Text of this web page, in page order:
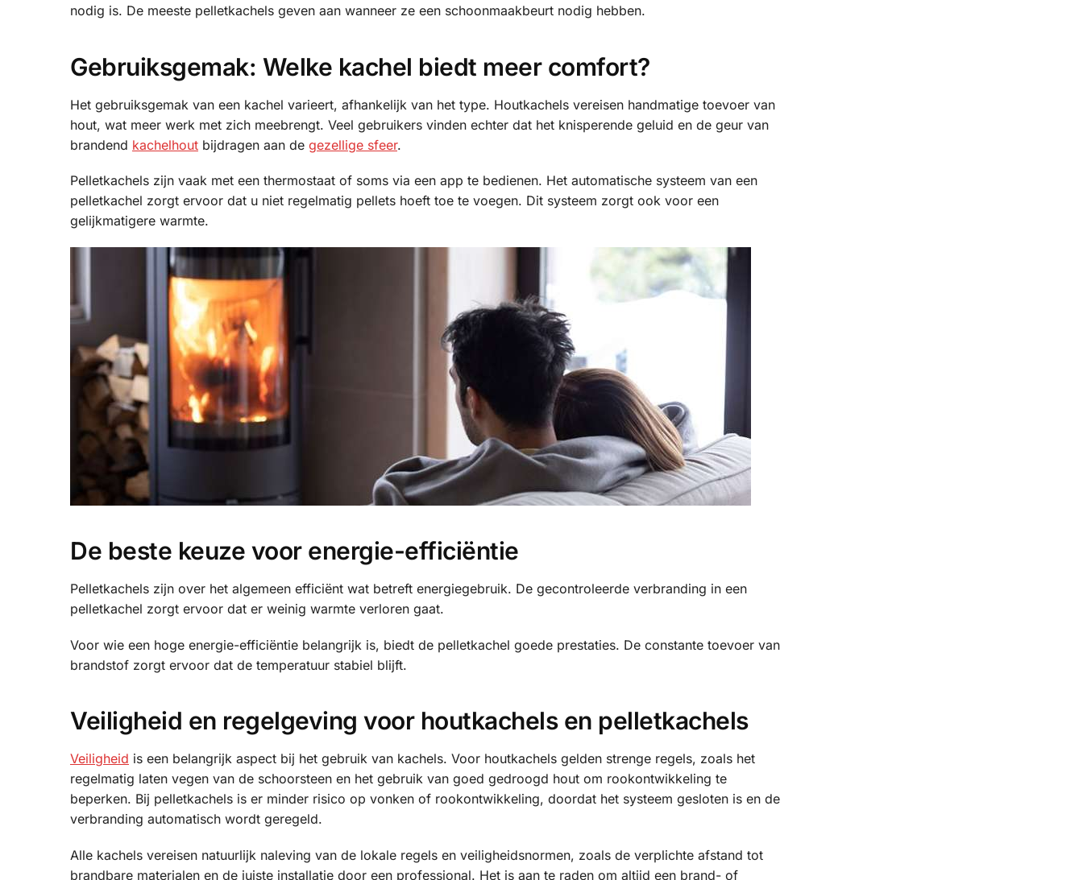
nodig is. De meeste pelletkachels geven aan wanneer ze een schoonmaakbeurt nodig hebben.
Gebruiksgemak: Welke kachel biedt meer comfort?
Het gebruiksgemak van een kachel varieert, afhankelijk van het type. Houtkachels vereisen handmatige toevoer van
hout, wat meer werk met zich meebrengt. Veel gebruikers vinden echter dat het knisperende geluid en de geur van
brandend kachelhout bijdragen aan de gezellige sfeer.
Pelletkachels zijn vaak met een thermostaat of soms via een app te bedienen. Het automatische systeem van een
pelletkachel zorgt ervoor dat u niet regelmatig pellets hoeft toe te voegen. Dit systeem zorgt ook voor een
gelijkmatigere warmte.
De beste keuze voor energie-efficiëntie
Pelletkachels zijn over het algemeen efficiënt wat betreft energiegebruik. De gecontroleerde verbranding in een
pelletkachel zorgt ervoor dat er weinig warmte verloren gaat.
Voor wie een hoge energie-efficiëntie belangrijk is, biedt de pelletkachel goede prestaties. De constante toevoer van
brandstof zorgt ervoor dat de temperatuur stabiel blijft.
Veiligheid en regelgeving voor houtkachels en pelletkachels
Veiligheid is een belangrijk aspect bij het gebruik van kachels. Voor houtkachels gelden strenge regels, zoals het
regelmatig laten vegen van de schoorsteen en het gebruik van goed gedroogd hout om rookontwikkeling te
beperken. Bij pelletkachels is er minder risico op vonken of rookontwikkeling, doordat het systeem gesloten is en de
verbranding automatisch wordt geregeld.
Alle kachels vereisen natuurlijk naleving van de lokale regels en veiligheidsnormen, zoals de verplichte afstand tot
brandbare materialen en de juiste installatie door een professional. Het is aan te raden om altijd een brand- of